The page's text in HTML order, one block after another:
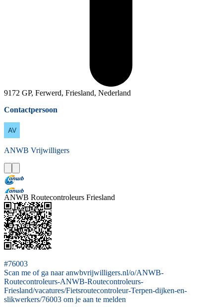
9172 GP, Ferwerd, Friesland, Nederland
Contactpersoon
ANWB Vrijwilligers
ANWB Routecontroleurs Friesland
#76003
Scan me of ga naar anwbvrijwilligers.nl/o/ANWB-
Routecontroleurs-ANWB-Routecontroleurs-
Friesland/vacatures/Fietsroutecontroleur-Terpen-dijken-en-
slikwerkers/76003 om je aan te melden